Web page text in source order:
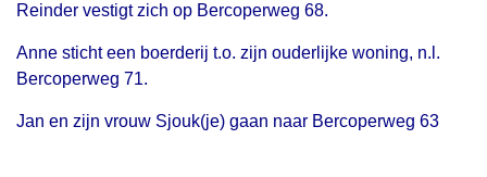
Reinder vestigt zich op Bercoperweg 68.
Anne sticht een boerderij t.o. zijn ouderlijke woning, n.l.
Bercoperweg 71.
Jan en zijn vrouw Sjouk(je) gaan naar Bercoperweg 63